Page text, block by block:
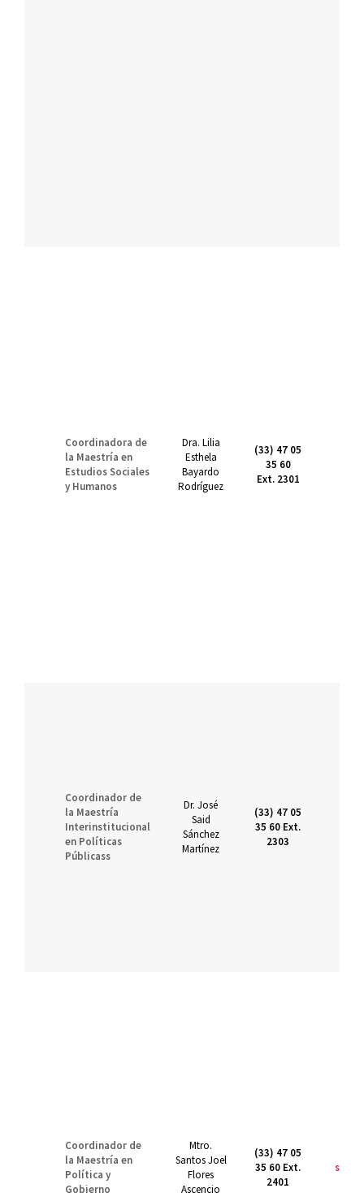
Coordinadora de
la Maestría en
Estudios Sociales
y Humanos
Dra. Lilia
Esthela
Bayardo
Rodríguez
(33) 47 05
35 60
Ext. 2301
Coordinador de
la Maestría
Interinstitucional
en Políticas
Públicass
Dr. José
Said
Sánchez
Martínez
(33) 47 05
35 60 Ext.
2303
Coordinador de
la Maestría en
Política y
Gobierno
Mtro.
Santos Joel
Flores
Ascencio
(33) 47 05
35 60 Ext.
2401